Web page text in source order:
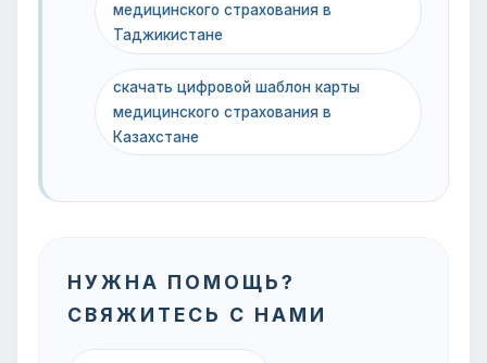
медицинского страхования в
Таджикистане
скачать цифровой шаблон карты
медицинского страхования в
Казахстане
НУЖНА ПОМОЩЬ?
СВЯЖИТЕСЬ С НАМИ